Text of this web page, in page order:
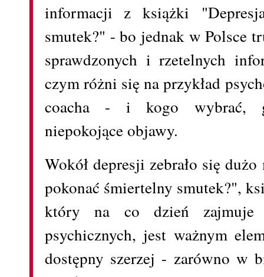
informacji z książki
smutek?" - bo jednak w Polsce
sprawdzonych i rzetelnych
czym różni się na przykład
coacha - i kogo wybrać,
niepokojące objawy.
Wokół depresji zebrało się
pokonać śmiertelny smutek?",
który na co dzień zajmuje
psychicznych, jest ważnym
dostępny szerzej - zarówno w